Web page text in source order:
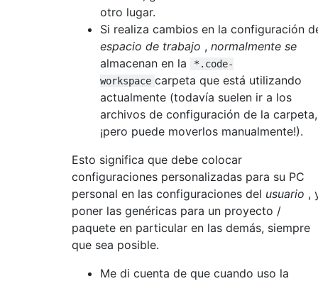
otro lugar.
Si realiza cambios en la configuración
espacio de trabajo , normalmente se
almacenan en la
*.code-
workspace carpeta que está utilizando
actualmente (todavía suelen ir a los
archivos de configuración de la carpeta,
¡pero puede moverlos manualmente!).
Esto significa que debe colocar
configuraciones personalizadas para su PC
personal en las configuraciones del usuario ,
poner las genéricas para un proyecto /
paquete en particular en las demás, siempre
que sea posible.
Me di cuenta de que cuando uso la